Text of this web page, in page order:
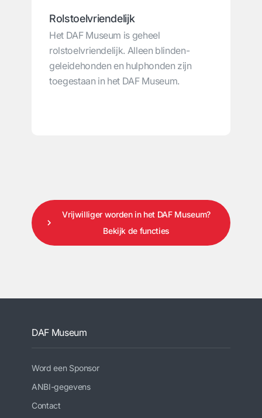
Rolstoelvriendelijk
Het DAF Museum is geheel
rolstoelvriendelijk. Alleen blinden-
geleidehonden en hulphonden zijn
toegestaan in het DAF Museum.
Vrijwilliger worden in het DAF Museum?
Bekijk de functies
DAF Museum
Word een Sponsor
ANBI-gegevens
Contact